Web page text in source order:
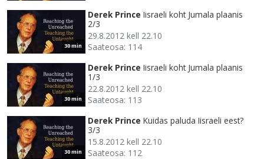
30 min
Derek Prince Iisraeli koht Jumala plaanis
2/3
29.8.2012 kell 22.10
Saateosa: 114
30 min
Derek Prince Iisraeli koht Jumala plaanis
1/3
22.8.2012 kell 22.10
Saateosa: 113
30 min
Derek Prince Kuidas paluda Iisraeli eest?
3/3
15.8.2012 kell 22.10
Saateosa: 112